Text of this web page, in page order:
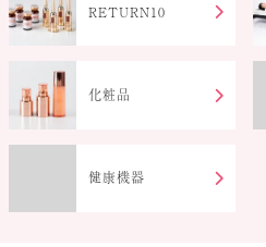
RETURN10
化粧品
健康機器